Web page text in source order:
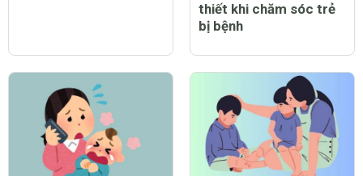
thiết khi chăm sóc trẻ
bị bệnh